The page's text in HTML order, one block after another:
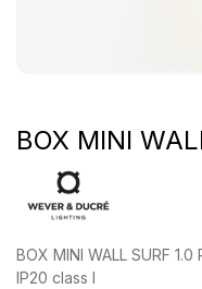
BOX MINI
BOX MINI WALL SURF
IP20 class I